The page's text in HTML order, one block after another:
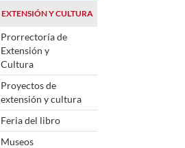
EXTENSIÓN Y CULTURA
Prorrectoría de
Extensión y
Cultura
Proyectos de
extensión y cultura
Feria del libro
Museos